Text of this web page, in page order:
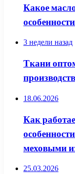
Какое
3 недели назад
Ткани
18.06.2026
Как
меховыми
25.03.2026